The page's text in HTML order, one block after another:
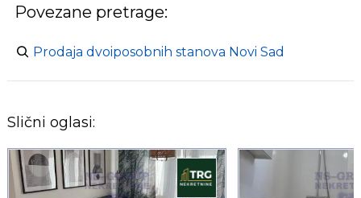
Povezane pretrage:
Prodaja dvoiposobnih stanova Novi Sad
Slični oglasi: